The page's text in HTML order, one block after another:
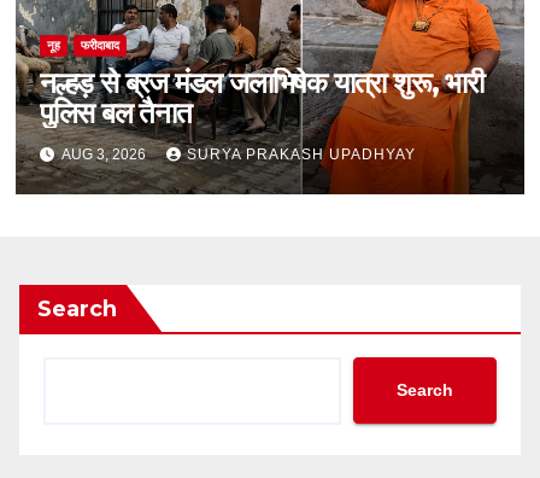
नूह फरीदाबाद
नल्हड़ से ब्रज मंडल जलाभिषेक यात्रा शुरू, भारी
पुलिस बल तैनात
AUG 3, 2026 SURYA PRAKASH UPADHYAY
Search
Search